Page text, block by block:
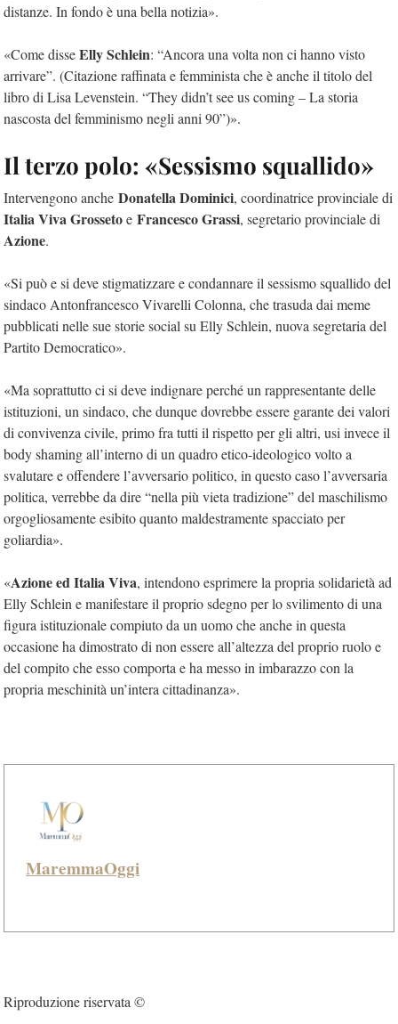
distanze. In fondo è una bella notizia».
«Come disseElly Schlein: “Ancora una volta non ci hanno visto
arrivare”. (Citazione raffinata e femminista che è anche il titolo del
libro di Lisa Levenstein. “They didn’t see us coming – La storia
nascosta del femminismo negli anni 90”)».
Il terzo polo: «Sessismo squallido»
Intervengono anche Donatella Dominici, coordinatrice provinciale di
Italia Viva Grossetoe Francesco Grassi, segretario provinciale di
Azione.
«Si può e si deve stigmatizzare e condannare il sessismo squallido del
sindaco Antonfrancesco Vivarelli Colonna, che trasuda dai meme
pubblicati nelle sue storie social su Elly Schlein, nuova segretaria del
Partito Democratico».
«Ma soprattutto ci si deve indignare perché un rappresentante delle
istituzioni, un sindaco, che dunque dovrebbe essere garante dei valori
di convivenza civile, primo fra tutti il rispetto per gli altri, usi invece il
body shaming all’interno di un quadro etico-ideologico volto a
svalutare e offendere l’avversario politico, in questo caso l’avversaria
politica, verrebbe da dire “nella più vieta tradizione” del maschilismo
orgogliosamente esibito quanto maldestramente spacciato per
goliardia».
«Azione ed Italia Viva, intendono esprimere la propria solidarietà ad
Elly Schlein e manifestare il proprio sdegno per lo svilimento di una
figura istituzionale compiuto da un uomo che anche in questa
occasione ha dimostrato di non essere all’altezza del proprio ruolo e
del compito che esso comporta e ha messo in imbarazzo con la
propria meschinità un’intera cittadinanza».
MaremmaOggi
Riproduzione riservata ©